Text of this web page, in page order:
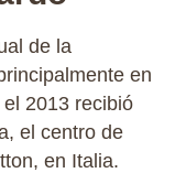
de la
en
2013 recibió
el centro de
en Italia.